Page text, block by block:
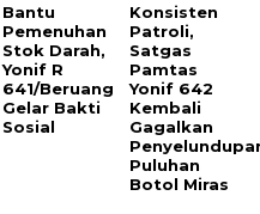
Bantu
Pemenuhan
Stok Darah,
Yonif R
641/Beruang
Gelar Bakti
Sosial
Konsisten
Patroli,
Satgas
Pamtas
Yonif 642
Kembali
Gagalkan
Puluhan
Botol Miras